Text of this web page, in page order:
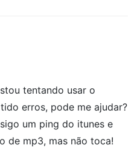
tentando usar o
erros, pode me ajudar?
um ping do itunes e
de mp3, mas não toca!